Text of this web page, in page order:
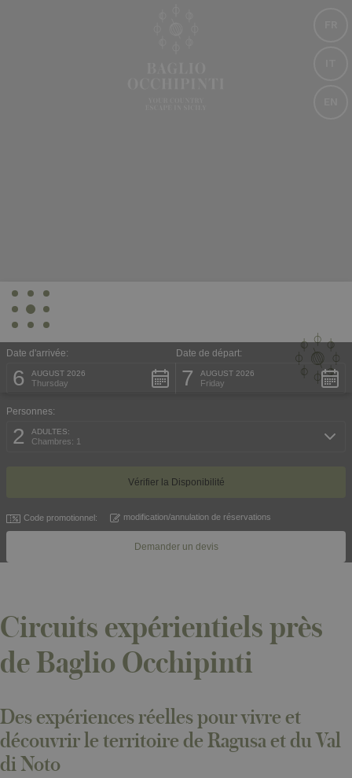
Date d'arrivée:
6 AUGUST 2026
Thursday
Date de départ:
7 AUGUST 2026
Friday
Personnes:
2 ADULTES:
Chambres: 1
Code promotionnel: modification/annulation de réservations
Demander un devis
Circuits expérientiels près
de Baglio Occhipinti
Des expériences réelles pour vivre et
découvrir le territoire de Ragusa et du Val
di Noto